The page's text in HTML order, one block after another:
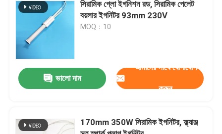
কারখানা ভ্রমণ
মান নিয়ন্ত্রণ
যোগাযোগ করুন
উদ্ধৃতির জন্য আবেদন
সিরামিক গ্লো ইগনিশন রড, সিরামিক পেলেট
বয়লার ইগনিটর 93mm 230V
MOQ：10
ভালো দাম
আমাদের সাথে যোগাযোগ
করুন
170mm 350W সিরামিক ইগনিটর, ফ্ল্যাঞ্জ